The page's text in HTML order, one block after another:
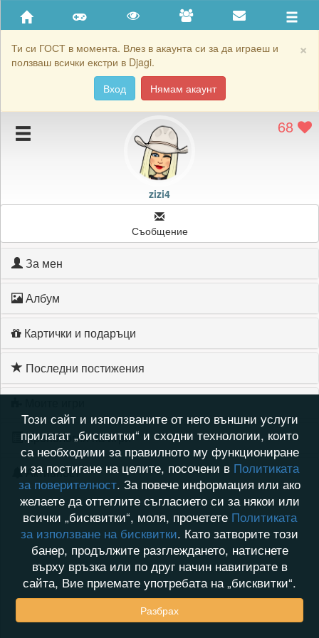
×
Ти си ГОСТ в момента. Влез в акаунта си за да играеш и
ползваш всички екстри в Djagi.
Вход
Нямам акаунт
Приятели
Хронология на игри
Подаръците на zizi4 68
zizi4
Съобщение
За мен
Албум
Картички и подаръци
Последни постижения
Хронология на игри
Активност
Този сайт и използваните от него външни услуги
прилагат „бисквитки“ и сходни технологии, които
са необходими за правилното му функциониране
и за постигане на целите, посочени в Политиката
за поверителност. За повече информация или ако
желаете да оттеглите съгласието си за някои или
всички „бисквитки“, моля, прочетете Политиката
за използване на бисквитки. Като затворите този
банер, продължите разглеждането, натиснете
върху връзка или по друг начин навигирате в
сайта, Вие приемате употребата на „бисквитки“.
Разбрах